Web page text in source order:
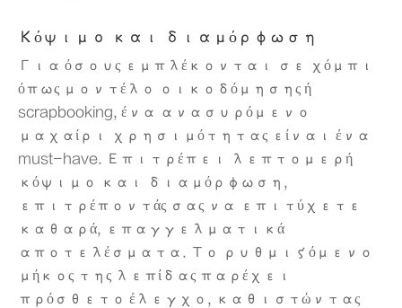
Κόψιμο και διαμόρφωση
Για όσους εμπλέκονται σε χόμπι
όπως μοντέλο οικοδόμησης ή
scrapbooking, ένα ανασυρόμενο
μαχαίρι χρησιμότητας είναι ένα
must-have. Επιτρέπει λεπτομερή
κόψιμο και διαμόρφωση,
επιτρέποντάς σας να επιτύχετε
καθαρά, επαγγελματικά
αποτελέσματα. Το ρυθμιζόμενο
μήκος της λεπίδας παρέχει
πρόσθετο έλεγχο, καθιστώντας